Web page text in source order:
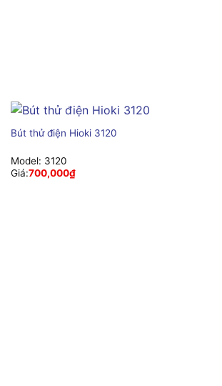
Bút thử điện Hioki 3120
Model: 3120
Giá:700,000₫